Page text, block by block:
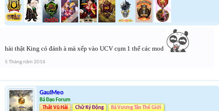
hài thật King có đánh à mà xếp vào UCV cụm 1 thế các mod
5 Tháng năm 2016
GauIMeo
Bá Đạo Forum
Thất Vũ Hải
Chữ Ký Động Bá Vương Tân Thế Giới